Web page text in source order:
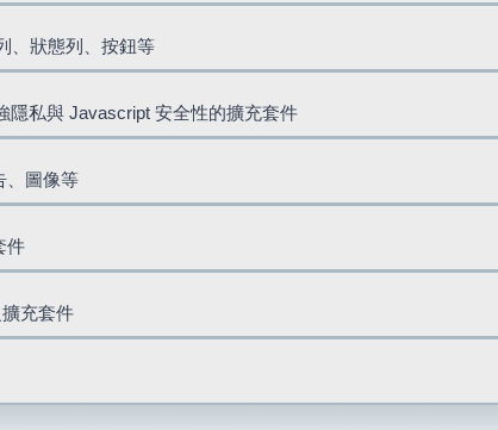
、狀態列、按鈕等
隱私與 Javascript 安全性的擴充套件
、圖像等
件
充套件